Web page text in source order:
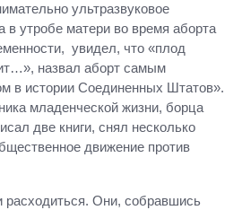
ультразвуковое
в утробе матери во время аборта
увидел, что «плод
назвал аборт самым
в истории Соединенных Штатов».
младенческой жизни, борца
две книги, снял несколько
движение против
Они, собравшись